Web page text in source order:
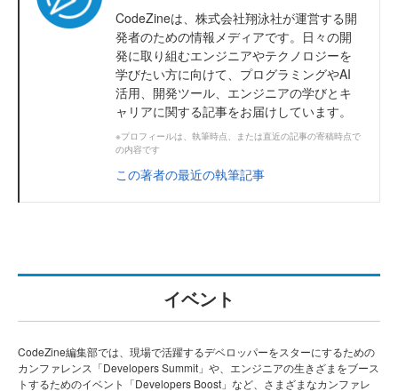
CodeZineは、株式会社翔泳社が運営する開
発者のための情報メディアです。日々の開
発に取り組むエンジニアやテクノロジーを
学びたい方に向けて、プログラミングやAI
活用、開発ツール、エンジニアの学びとキ
ャリアに関する記事をお届けしています。
※プロフィールは、執筆時点、または直近の記事の寄稿時点で
の内容です
この著者の最近の執筆記事
イベント
CodeZine編集部では、現場で活躍するデベロッパーをスターにするための
カンファレンス「Developers Summit」や、エンジニアの生きざまをブース
トするためのイベント「Developers Boost」など、さまざまなカンファレ